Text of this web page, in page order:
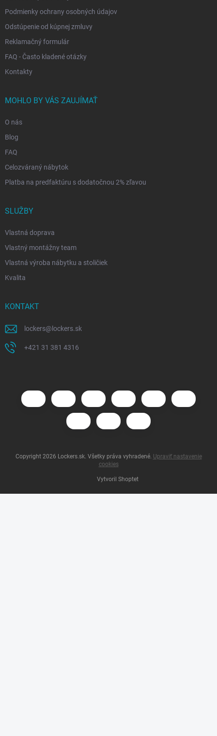
Podmienky ochrany osobných údajov
Odstúpenie od kúpnej zmluvy
Reklamačný formulár
FAQ - Často kladené otázky
Kontakty
MOHLO BY VÁS ZAUJÍMAŤ
O nás
Blog
FAQ
Celozváraný nábytok
Platba na predfaktúru s dodatočnou 2% zľavou
SLUŽBY
Vlastná doprava
Vlastný montážny team
Vlastná výroba nábytku a stoličiek
Kvalita
KONTAKT
lockers@ lockers.sk
+421 31 381 4316
Vytvoril Shoptet
Copyright 2026 Lockers.sk. Všetky práva vyhradené. Upraviť nastavenie
cookies